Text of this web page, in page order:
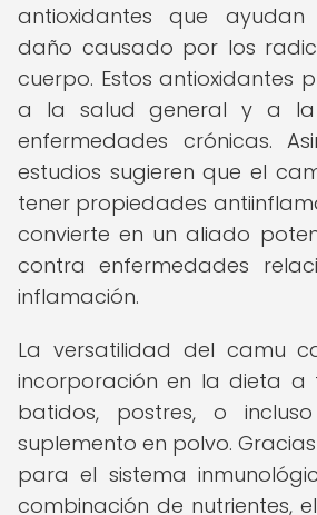
antioxidantes que
daño causado por los
cuerpo. Estos antioxidantes
a la salud general y a la
enfermedades crónicas.
estudios sugieren que el
tener propiedades
convierte en un aliado
contra enfermedades
inflamación.
La versatilidad del camu
incorporación en la dieta a
batidos, postres, o
suplemento en polvo.
para el sistema
combinación de nutrientes,